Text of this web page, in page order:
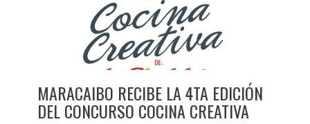
MARACAIBO RECIBE LA 4TA EDICIÓN
DEL CONCURSO COCINA CREATIVA